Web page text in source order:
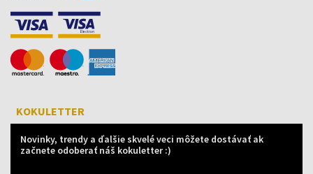
KOKULETTER
Novinky, trendy a ďalšie skvelé veci môžete dostávať ak
začnete odoberať náš kokuletter :)